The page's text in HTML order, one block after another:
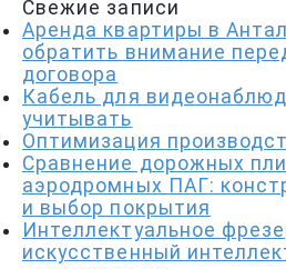
Свежие записи
Аренда квартиры в
обратить внимание
договора
Кабель для
учитывать
Оптимизация
Сравнение дорожных
аэродромных ПАГ:
и выбор покрытия
Интеллектуальное
искусственный